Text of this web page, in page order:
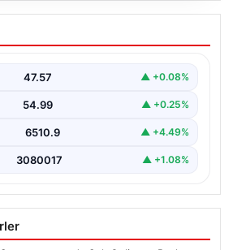
O kişi için
oldu
47.57 ▲ +0.08%
54.99 ▲ +0.25%
6510.9 ▲ +4.49%
3080017 ▲ +1.08%